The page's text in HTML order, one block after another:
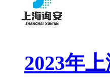
2023年